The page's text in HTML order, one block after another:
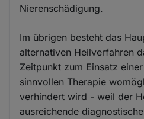
Nierenschädigung.
Im übrigen besteht das
alternativen Heilverfahren
Zeitpunkt zum Einsatz
sinnvollen Therapie
verhindert wird - weil der
ausreichende